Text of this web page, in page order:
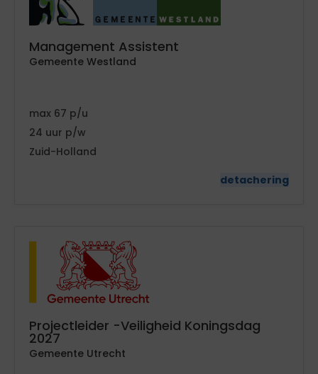
Management Assistent
Gemeente Westland
67
24
Zuid-Holland
detachering
Projectleider -Veiligheid Koningsdag
2027
Gemeente Utrecht